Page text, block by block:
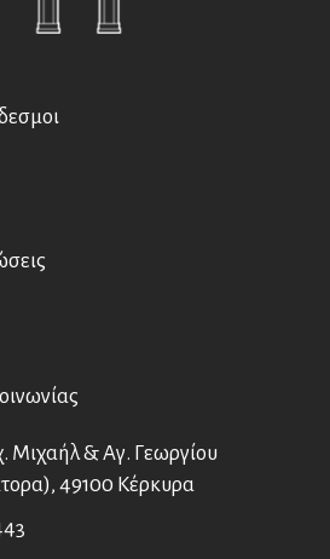
Μιχαήλ & Αγ. Γεωργίου
49100 Κέρκυρα